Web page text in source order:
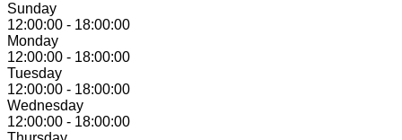
Sunday
12:00:00 - 18:00:00
Monday
12:00:00 - 18:00:00
Tuesday
12:00:00 - 18:00:00
Wednesday
12:00:00 - 18:00:00